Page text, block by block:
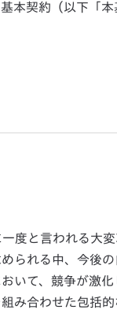
本契約（以下「
と言われる大変
られる中、今後
いて、競争が激
み合わせた包括